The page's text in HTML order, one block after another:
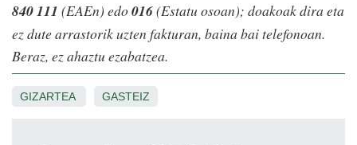
840 111 (EAEn) edo016(Estatu osoan); doakoak dira eta
ez dute arrastorik uzten fakturan, baina bai telefonoan.
Beraz, ez ahaztu ezabatzea.
GIZARTEA GASTEIZ